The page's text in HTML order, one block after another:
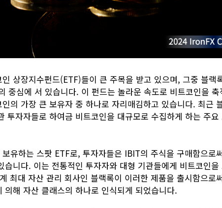
상장지수펀드(ETF)들이 큰 주목을 받고 있으며, 그중 블랙
중심에 서 있습니다. 이 펀드는 놀라운 속도로 비트코인을
의 가장 큰 보유자 중 하나로 자리매김하고 있습니다. 최근
투자자들로 하여금 비트코인을 대규모로 수집하게 하는 주요
유하는 스팟 ETF로, 투자자들은 IBIT의 주식을 구매함으로
습니다. 이는 전통적인 투자자와 대형 기관들에게 비트코인
최대 자산 관리 회사인 블랙록이 이러한 제품을 출시함으로
해 자산 클래스의 하나로 인식되게 되었습니다.